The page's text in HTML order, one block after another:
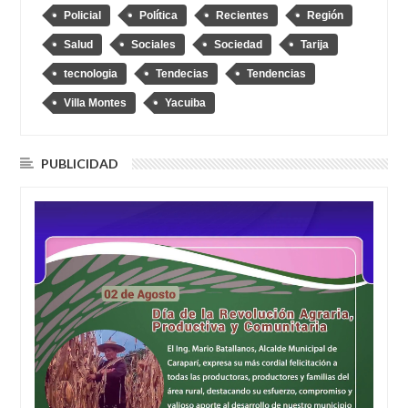
Policial Política Recientes Región
Salud Sociales Sociedad Tarija
tecnologia Tendecias Tendencias
Villa Montes Yacuiba
PUBLICIDAD